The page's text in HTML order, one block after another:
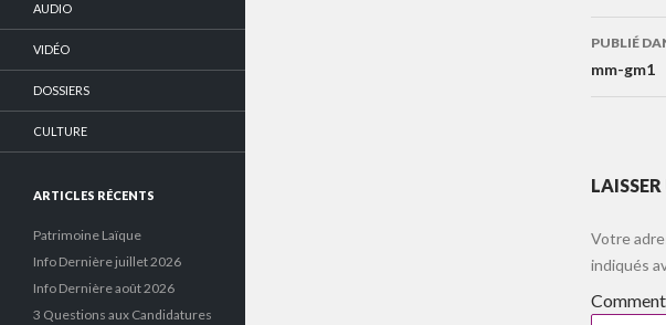
des
PUBLIÉ
mm-gm1
Votre
indiqués
AUDIO
VIDÉO
DOSSIERS
CULTURE
ARTICLES RÉCENTS
Patrimoine Laïque
Info Dernière juillet 2026
Info Dernière août 2026
3 Questions aux Candidatures